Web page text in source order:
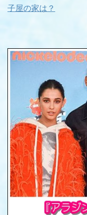
子屋の家は？